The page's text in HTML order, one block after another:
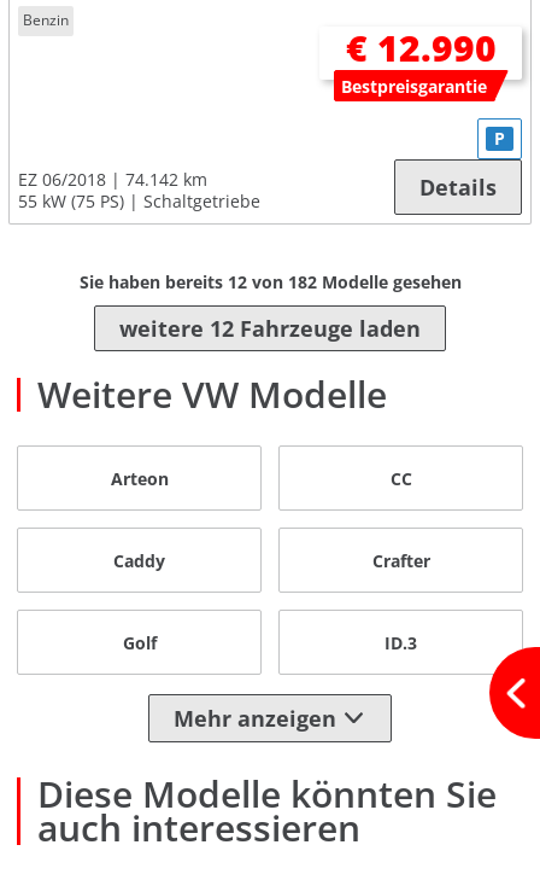
Benzin
€ 12.990
Bestpreisgarantie
EZ 06/2018
74.142 km
55 kW (75 PS)
Schaltgetriebe
P
Details
Sie haben bereits 12von 182Modelle gesehen
weitere 12 Fahrzeuge laden
Weitere VW Modelle
Arteon CC
Caddy Crafter
Golf ID.3
Mehr anzeigen
Diese Modelle könnten Sie
auch interessieren